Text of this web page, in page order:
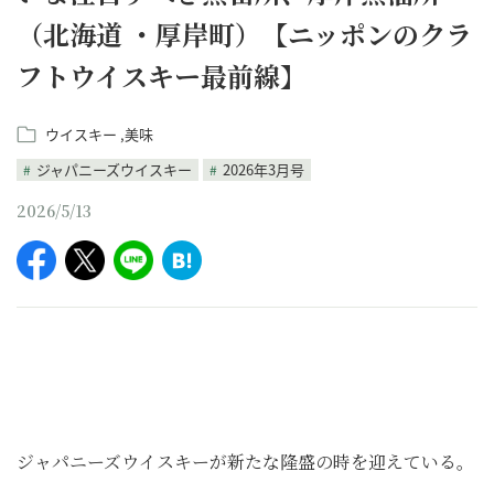
（北海道 ・厚岸町）【ニッポンのクラ
フトウイスキー最前線】
ウイスキー 美味
ジャパニーズウイスキー
2026年3月号
2026/5/13
ジャパニーズウイスキーが新たな隆盛の時を迎えている。